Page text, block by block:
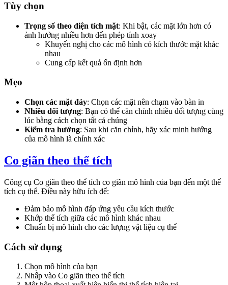
Tùy chọn
Trọng số theo diện tích mặt: Khi bật, các mặt lớn hơn có
ảnh hưởng nhiều hơn đến phép tính xoay
Khuyến nghị cho các mô hình có kích thước mặt khác
nhau
Cung cấp kết quả ổn định hơn
Mẹo
Chọn các mặt đáy: Chọn các mặt nên chạm vào bàn in
Nhiều đối tượng: Bạn có thể căn chỉnh nhiều đối tượng cùng
lúc bằng cách chọn tất cả chúng
Kiểm tra hướng: Sau khi căn chỉnh, hãy xác minh hướng
của mô hình là chính xác
Co giãn theo thể tích
Công cụ Co giãn theo thể tích co giãn mô hình của bạn đến một thể
tích cụ thể. Điều này hữu ích để:
Đảm bảo mô hình đáp ứng yêu cầu kích thước
Khớp thể tích giữa các mô hình khác nhau
Chuẩn bị mô hình cho các lượng vật liệu cụ thể
Cách sử dụng
Chọn mô hình của bạn
Nhấp vào Co giãn theo thể tích